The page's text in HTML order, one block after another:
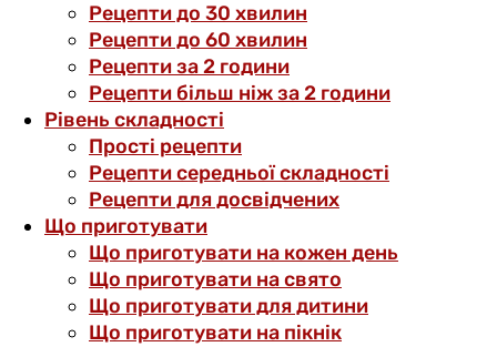
Рецепти до 30 хвилин
Рецепти до 60 хвилин
Рецепти за 2 години
Рецепти більш ніж за 2 години
Рівень складності
Прості рецепти
Рецепти середньої складності
Рецепти для досвідчених
Що приготувати
Що приготувати на кожен день
Що приготувати на свято
Що приготувати для дитини
Що приготувати на пікнік